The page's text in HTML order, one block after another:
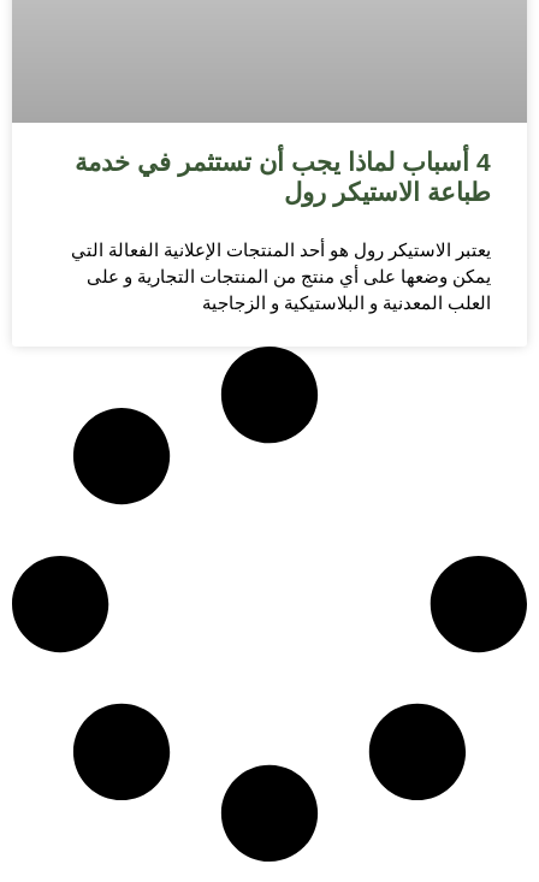
4 أسباب لماذا يجب أن تستثمر في خدمة
طباعة الاستيكر رول
يعتبر الاستيكر رول هو أحد المنتجات الإعلانية الفعالة التي
يمكن وضعها على أي منتج من المنتجات التجارية و على
العلب المعدنية و البلاستيكية و الزجاجية